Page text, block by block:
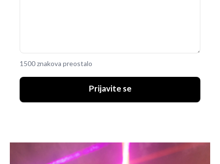
1500 znakova preostalo
Prijavite se